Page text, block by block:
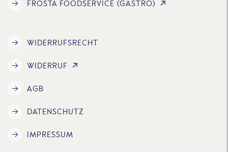
FROSTA FOODSERVICE (GASTRO)
WIDERRUFSRECHT
WIDERRUF
AGB
DATENSCHUTZ
IMPRESSUM